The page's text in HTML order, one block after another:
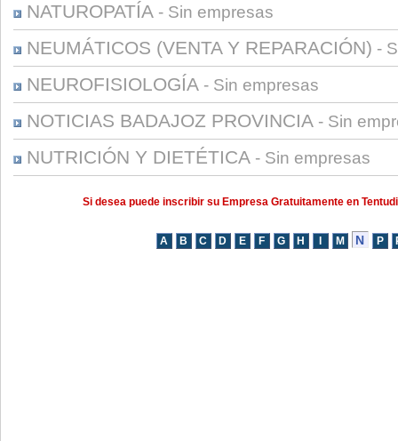
NATUROPATÍA - Sin empresas
NEUMÁTICOS (VENTA Y REPARACIÓN) -
NEUROFISIOLOGÍA - Sin empresas
NOTICIAS BADAJOZ PROVINCIA - Sin
NUTRICIÓN Y DIETÉTICA - Sin empresas
Si desea puede inscribir su Empresa Gratuitamente en